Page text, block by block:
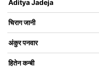
Aditya Jadeja
चिराग जानी
अंकुर पनवार
हितेन कन्बी